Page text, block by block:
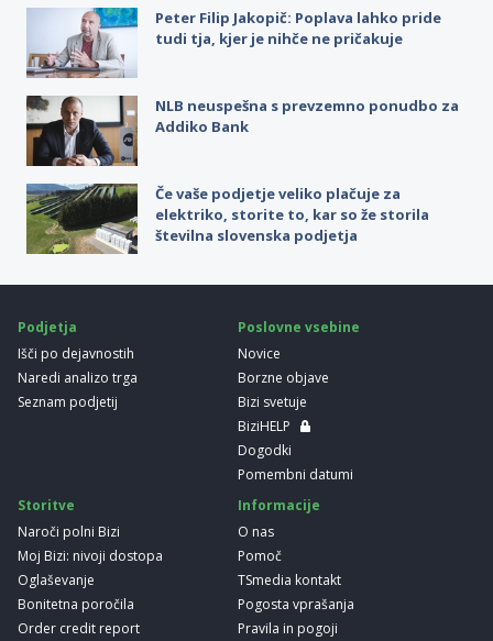
Peter Filip Jakopič: Poplava lahko pride
tudi tja, kjer je nihče ne pričakuje
NLB neuspešna s prevzemno ponudbo za
Addiko Bank
Če vaše podjetje veliko plačuje za
elektriko, storite to, kar so že storila
številna slovenska podjetja
Podjetja
Išči po dejavnostih
Naredi analizo trga
Seznam podjetij
Poslovne vsebine
Novice
Borzne objave
Bizi svetuje
BiziHELP
Dogodki
Pomembni datumi
Storitve
Naroči polni Bizi
Moj Bizi: nivoji dostopa
Oglaševanje
Bonitetna poročila
Order credit report
Informacije
O nas
Pomoč
TSmedia kontakt
Pogosta vprašanja
Pravila in pogoji